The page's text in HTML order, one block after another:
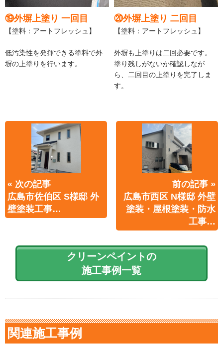
⑲外塀上塗り 一回目
【塗料：アートフレッシュ】
低汚染性を発揮できる塗料で外
塀の上塗りを行います。
⑳外塀上塗り 二回目
【塗料：アートフレッシュ】
外塀も上塗りは二回必要です。
塗り残しがないか確認しなが
ら、二回目の上塗りを完了しま
す。
« 次の記事
広島市佐伯区 S様邸 外
壁塗装工事…
前の記事 »
広島市西区 N様邸 外壁
塗装・屋根塗装・防水
工事…
クリーンペイントの
施工事例一覧
関連施工事例